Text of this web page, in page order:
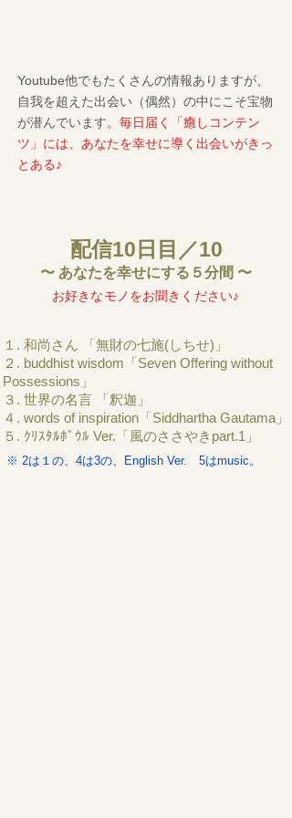
Youtube他でもたくさんの情報ありますが、
自我を超えた出会い（偶然）の中にこそ宝物
が潜んでいます。 毎日届く「癒しコンテン
ツ」には、あなたを幸せに導く出会いがきっ
とある♪
配信10日目／10
〜 あなたを幸せにする５分間 〜
​お好きなモノをお聞きください♪
１. 和尚さん 「無財の七施(しちせ)」
２. buddhist wisdom「Seven Offering without
Possessions」
３. 世界の名言 「釈迦」
４. words of inspiration「Siddhartha Gautama」
５. ｸﾘｽﾀﾙﾎﾞｳﾙ Ver.「風のささやきpart.1」
※ 2は１の、4は3の、English Ver. 5はmusic。